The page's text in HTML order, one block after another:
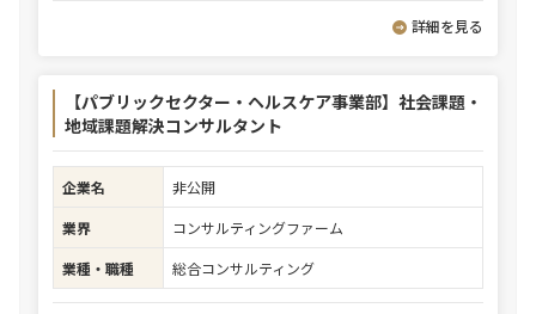
詳細を見る
【パブリックセクター・ヘルスケア事業部】社会課題・
地域課題解決コンサルタント
企業名
非公開
業界
コンサルティングファーム
業種・職種
総合コンサルティング